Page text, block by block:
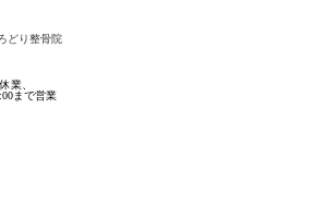
業、
まで営業